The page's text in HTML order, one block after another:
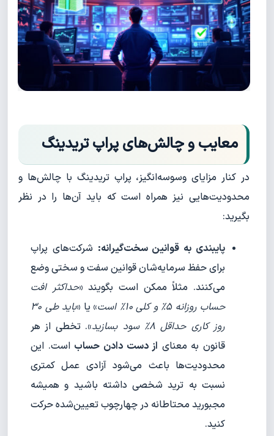
معایب و چالش‌های پراپ تریدینگ
در کنار مزایای وسوسه‌انگیز، پراپ تریدینگ با چالش‌ها و
محدودیت‌هایی نیز همراه است که باید آن‌ها را در نظر
بگیرید:
پایبندی به قوانین سخت‌گیرانه: شرکت‌های پراپ
برای حفظ سرمایه‌شان قوانین سفت و سختی وضع
می‌کنند. مثلاً ممکن است بگویند «حداکثر افت
حساب روزانه ۵٪ و کلی ۱۰٪ است
» یا «
باید طی ۳۰
روز کاری حداقل ۸٪ سود بسازید
». تخطی از هر
قانون به معنای از دست دادن حساب است. این
محدودیت‌ها باعث می‌شود آزادی عمل کمتری
نسبت به ترید شخصی داشته باشید و همیشه
مجبورید محتاطانه در چهارچوب تعیین‌شده حرکت
کنید.